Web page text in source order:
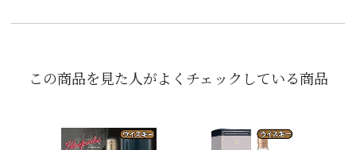
この商品を見た人がよくチェックしている商品